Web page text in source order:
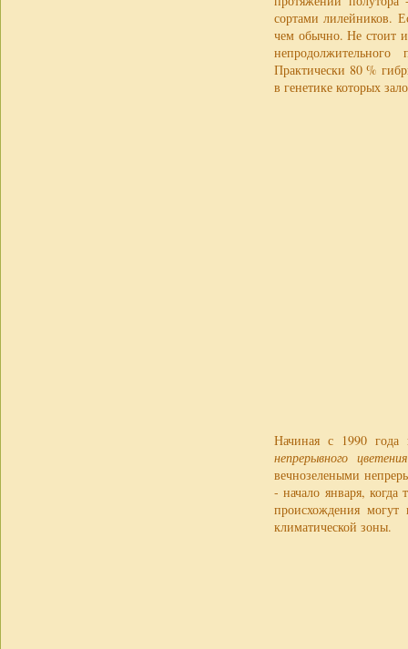
сортами лилейников.
чем обычно. Не стоит
непродолжительного
Практически 80 %
в генетике которых
Начиная с 1990 года
непрерывного
вечнозелеными
- начало января,
происхождения
климатической зоны.